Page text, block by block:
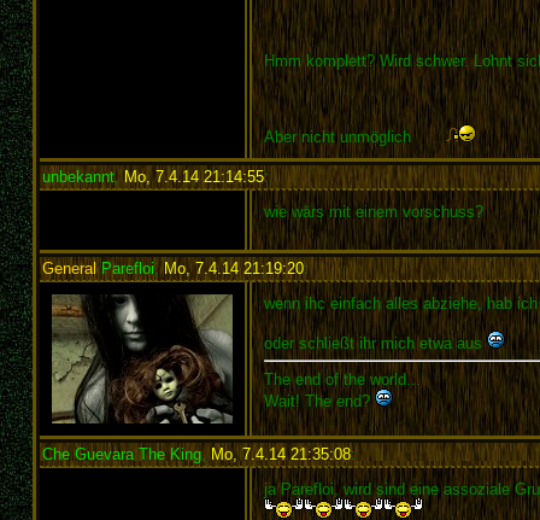
Hmm komplett? Wird schwer. Lohnt
Aber nicht unmöglich
unbekannt, Mo, 7.4.14 21:14:55:
wie wärs mit einem vorschuss?
GeneralParefloi, Mo, 7.4.14 21:19:20:
wenn ihc einfach alles abziehe, hab
oder schließt ihr mich etwa aus
The end of the world...
Wait! The end?
Che Guevara The King, Mo, 7.4.14 21:35:08:
ja Parefloi, wird sind eine assoziale